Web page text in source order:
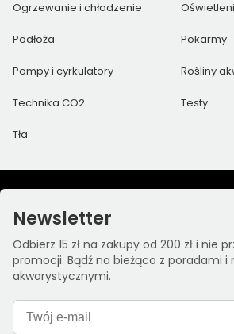
Ogrzewanie i chłodzenie
Podłoża Pokarmy
Pompy i cyrkulatory Rośliny
Technika CO2 Testy
Tła
Newsletter
Odbierz 15 zł na zakupy od 200 zł i nie
promocji. Bądź na bieżąco z poradami i
akwarystycznymi.